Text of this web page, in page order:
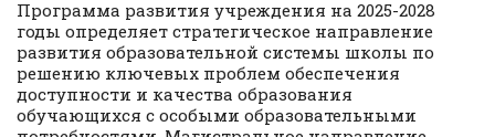
Программа развития учреждения на 2025-2028
годы определяет стратегическое направление
развития образовательной системы школы по
решению ключевых проблем обеспечения
доступности и качества образования
обучающихся с особыми образовательными